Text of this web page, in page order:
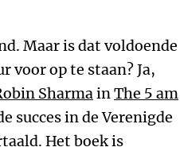
Maar is dat voldoende
voor op te staan? Ja,
SharmainThe 5 am
succes in de Verenigde
Het boek is